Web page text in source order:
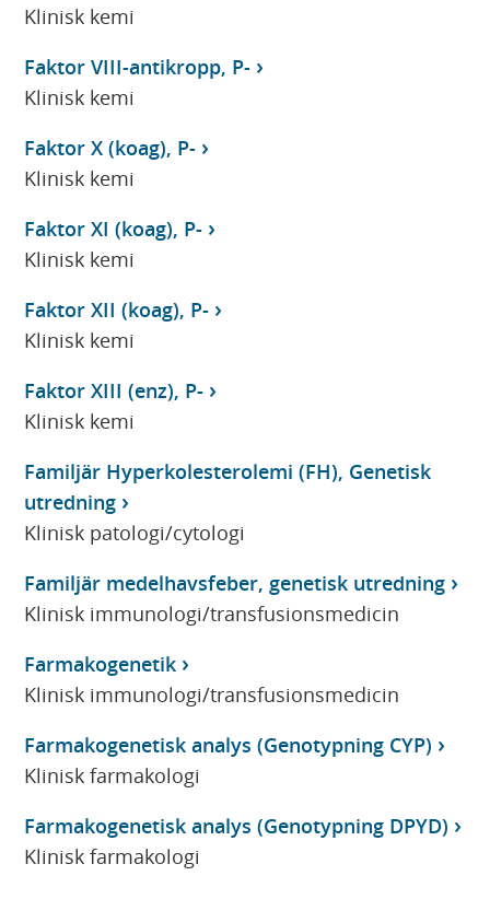
Klinisk kemi
Faktor VIII-antikropp, P-
Klinisk kemi
Faktor X (koag), P-
Klinisk kemi
Faktor XI (koag), P-
Klinisk kemi
Faktor XII (koag), P-
Klinisk kemi
Faktor XIII (enz), P-
Klinisk kemi
Familjär Hyperkolesterolemi (FH), Genetisk
utredning
Klinisk patologi/cytologi
Familjär medelhavsfeber, genetisk utredning
Klinisk immunologi/transfusionsmedicin
Farmakogenetik
Klinisk immunologi/transfusionsmedicin
Farmakogenetisk analys (Genotypning CYP)
Klinisk farmakologi
Farmakogenetisk analys (Genotypning DPYD)
Klinisk farmakologi